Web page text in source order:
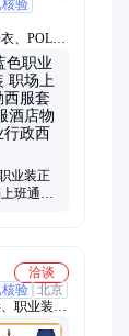
验
、POLO
做西服、
服、T
业装正
班通勤
洽谈
验 北京
职业装、
、冲锋